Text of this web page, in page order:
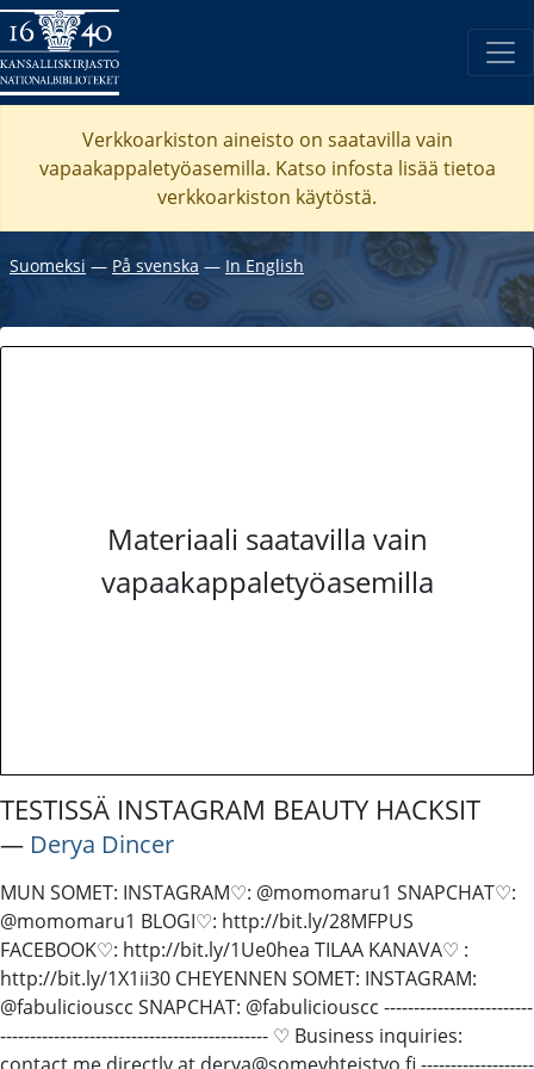
Verkkoarkiston aineisto on saatavilla vain
vapaakappaletyöasemilla. Katso infosta lisää tietoa
verkkoarkiston käytöstä.
Suomeksi ― På svenska ― In English
Materiaali saatavilla vain
vapaakappaletyöasemilla
TESTISSÄ INSTAGRAM BEAUTY HACKSIT
― Derya Dincer
MUN SOMET: INSTAGRAM♡: @momomaru1 SNAPCHAT♡:
@momomaru1 BLOGI♡: http://bit.ly/28MFPUS
FACEBOOK♡: http://bit.ly/1Ue0hea TILAA KANAVA♡ :
http://bit.ly/1X1ii30 CHEYENNEN SOMET: INSTAGRAM:
@fabuliciouscc SNAPCHAT: @fabuliciouscc -------------------------
---------------­------------------------------ ♡ Business inquiries: